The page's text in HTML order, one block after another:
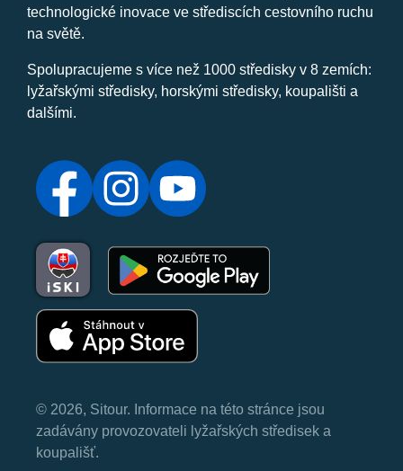
technologické inovace ve střediscích cestovního ruchu
na světě.
Spolupracujeme s více než 1000 středisky v 8 zemích:
lyžařskými středisky, horskými středisky, koupališti a
dalšími.
© 2026, Sitour. Informace na této stránce jsou
zadávány provozovateli lyžařských středisek a
koupališť.